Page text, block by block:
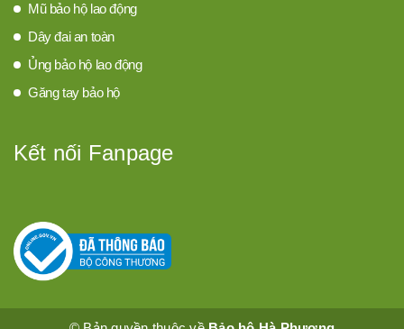
Mũ bảo hộ lao động
Dây đai an toàn
Ủng bảo hộ lao động
Găng tay bảo hộ
Kết nối Fanpage